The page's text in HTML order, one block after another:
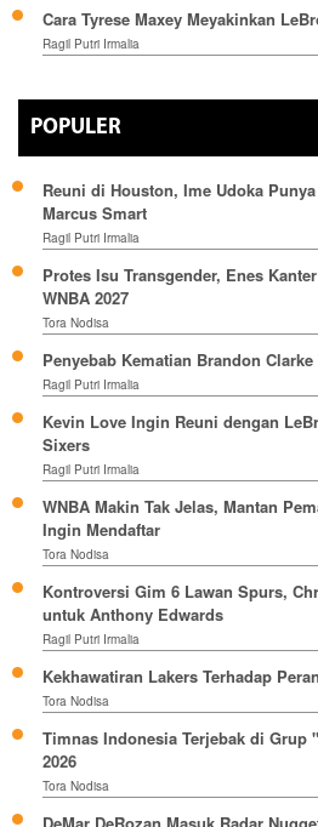
Cara Tyrese Maxey Meyakinkan
Ragil Putri Irmalia
POPULER
Reuni di Houston, Ime Udoka
Marcus Smart
Ragil Putri Irmalia
Protes Isu Transgender, Enes
WNBA 2027
Tora Nodisa
Penyebab Kematian Brandon
Ragil Putri Irmalia
Kevin Love Ingin Reuni dengan
Sixers
Ragil Putri Irmalia
WNBA Makin Tak Jelas, Mantan
Ingin Mendaftar
Tora Nodisa
Kontroversi Gim 6 Lawan Spurs,
untuk Anthony Edwards
Ragil Putri Irmalia
Kekhawatiran Lakers Terhadap
Tora Nodisa
Timnas Indonesia Terjebak di Grup
2026
Tora Nodisa
DeMar DeRozan Masuk Radar